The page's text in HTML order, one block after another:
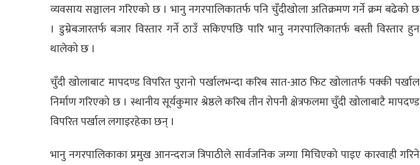
व्यवसाय सञ्चालन गरिएको छ । भानु नगरपालिकातर्फ पनि चुँदीखोला अतिक्रमण गर्ने क्रम बढेको छ
। डुम्रेबजारतर्फ बजार विस्तार गर्ने ठाउँ सकिएपछि पारि भानु नगरपालिकातर्फ बस्ती विस्तार हुन
थालेको छ ।
चुँदी खोलाबाट मापदण्ड विपरित पुरानो पर्खालभन्दा करिब सात-आठ फिट खोलातर्फ पक्की पर्खाल
निर्माण गरिएको छ । स्थानीय सूर्यकुमार श्रेष्ठले करिब तीन रोपनी क्षेत्रफलमा चुँदी खोलाबाटै मापदण्ड
विपरित पर्खाल लगाइरहेका छन् ।
भानु नगरपालिकाका प्रमुख आनन्दराज त्रिपाठीले सार्वजनिक जग्गा मिचिएको पाइए कारवाही गरिने